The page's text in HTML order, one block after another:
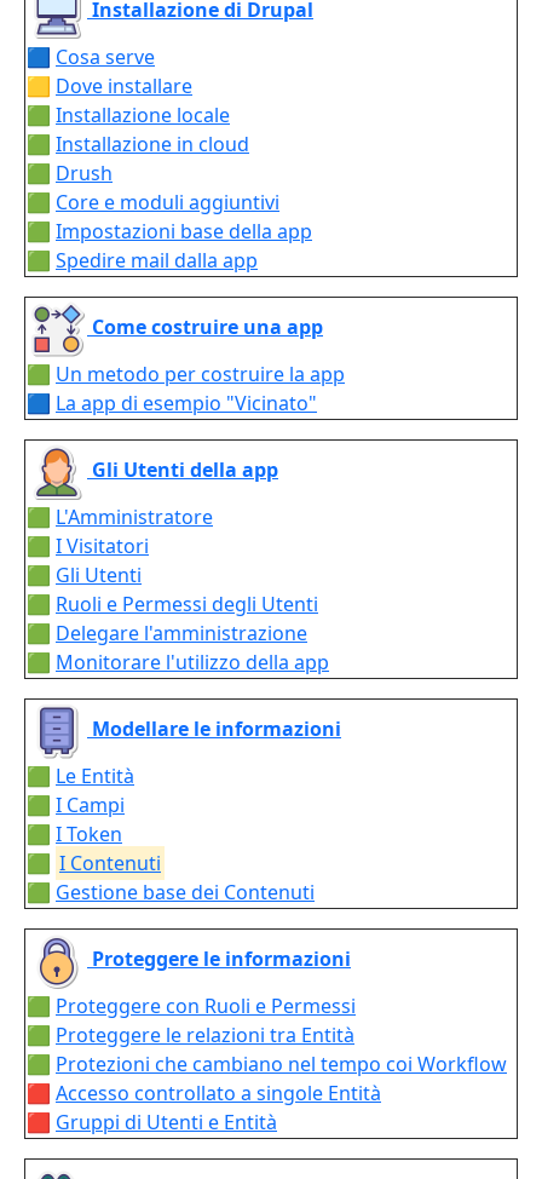
Installazione di Drupal
🟦 Cosa serve
🟨 Dove installare
🟩 Installazione locale
🟩 Installazione in cloud
🟩 Drush
🟩 Core e moduli aggiuntivi
🟩 Impostazioni base della app
🟩 Spedire mail dalla app
Come costruire una app
🟩 Un metodo per costruire la app
🟦 La app di esempio "Vicinato"
Gli Utenti della app
🟩 L'Amministratore
🟩 I Visitatori
🟩 Gli Utenti
🟩 Ruoli e Permessi degli Utenti
🟩 Delegare l'amministrazione
🟩 Monitorare l'utilizzo della app
Modellare le informazioni
🟩 Le Entità
🟩 I Campi
🟩 I Token
🟩 I Contenuti
🟩 Gestione base dei Contenuti
Proteggere le informazioni
🟩 Proteggere con Ruoli e Permessi
🟩 Proteggere le relazioni tra Entità
🟩 Protezioni che cambiano nel tempo coi Workflow
🟥 Accesso controllato a singole Entità
🟥 Gruppi di Utenti e Entità